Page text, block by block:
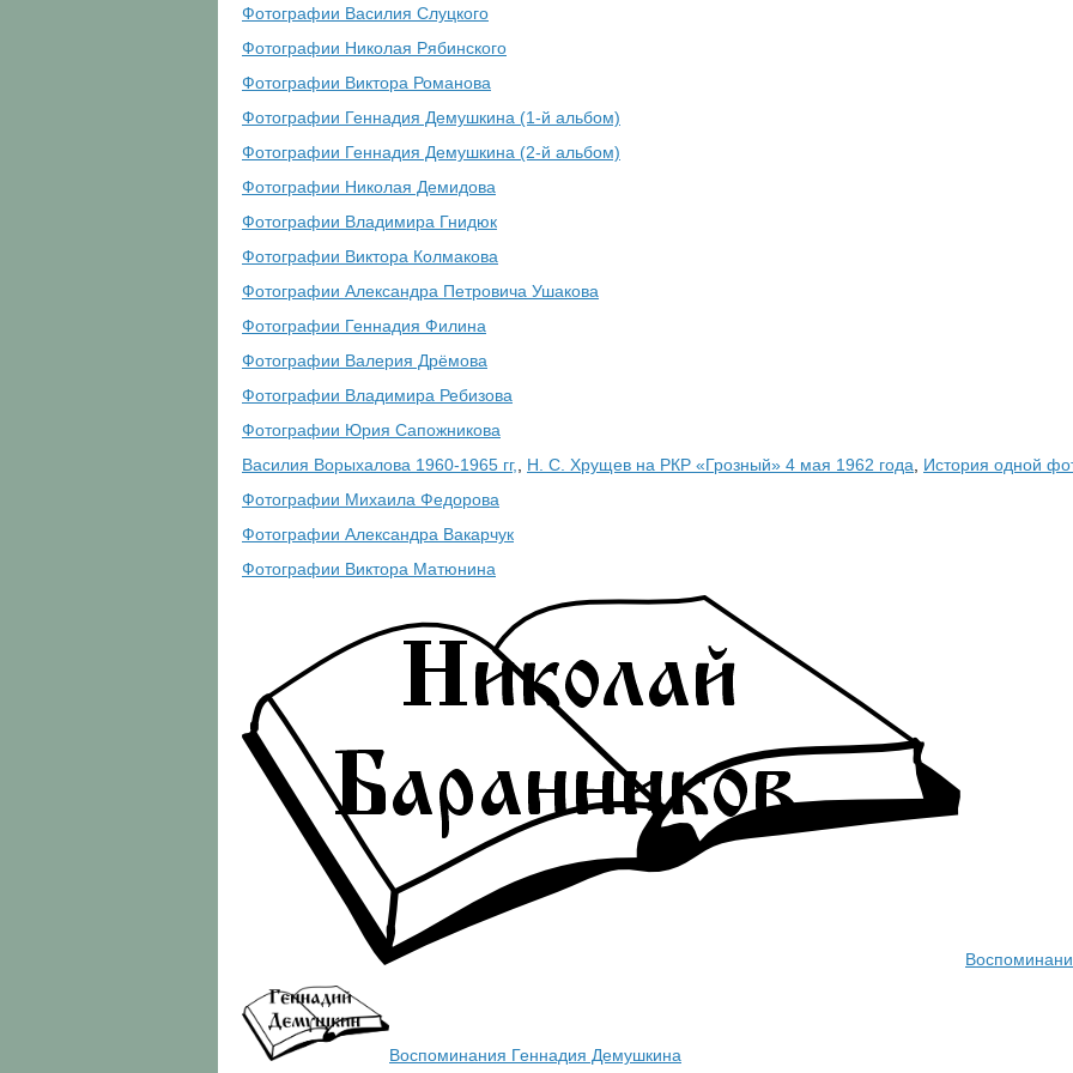
Фотографии Василия Слуцкого
Фотографии Николая Рябинского
Фотографии Виктора Романова
Фотографии Геннадия Демушкина (1-й альбом)
Фотографии Геннадия Демушкина (2-й альбом)
Фотографии Николая Демидова
Фотографии Владимира Гнидюк
Фотографии Виктора Колмакова
Фотографии Александра Петровича Ушакова
Фотографии Геннадия Филина
Фотографии Валерия Дрёмова
Фотографии Владимира Ребизова
Фотографии Юрия Сапожникова
Василия Ворыхалова 1960-1965 гг,
Н. С. Хрущев на РКР «Грозный» 4 мая 1962 года
История одной
Фотографии Михаила Федорова
Фотографии Александра Вакарчук
Фотографии Виктора Матюнина
Воспоминания Геннадия Демушкина